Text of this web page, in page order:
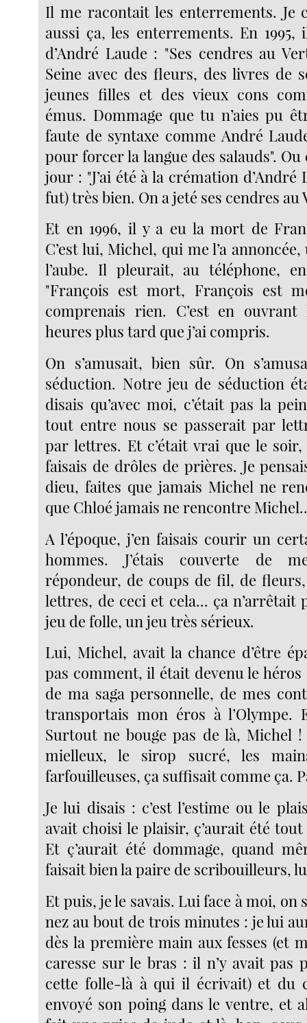
Il me racontait les enterrements. Je
aussi ça, les enterrements. En
d’André Laude : "Ses cendres au
Seine avec des fleurs, des livres de
jeunes filles et des vieux cons
émus. Dommage que tu n’aies pu
faute de syntaxe comme André
pour forcer la langue des salauds".
jour : "J’ai été à la crémation d’André
fut) très bien. On a jeté ses cendres
Et en 1996, il y a eu la mort de
C’est lui, Michel, qui me l’a
l’aube. Il pleurait, au téléphone,
"François est mort, François est
comprenais rien. C’est en
heures plus tard que j’ai compris.
On s’amusait, bien sûr. On
séduction. Notre jeu de séduction
disais qu’avec moi, c’était pas la
tout entre nous se passerait par
par lettres. Et c’était vrai que le
faisais de drôles de prières. Je
dieu, faites que jamais Michel ne
que Chloé jamais ne rencontre
A l’époque, j’en faisais courir un
hommes. J’étais couverte de
répondeur, de coups de fil, de
lettres, de ceci et cela... ça n’arrêtait
jeu de folle, un jeu très sérieux.
Lui, Michel, avait la chance d’être
pas comment, il était devenu le héros
de ma saga personnelle, de mes
transportais mon éros à
Surtout ne bouge pas de là, Michel
mielleux, le sirop sucré, les
farfouilleuses, ça suffisait comme ça.
Je lui disais : c’est l’estime ou le
avait choisi le plaisir, ç’aurait été
Et ç’aurait été dommage, quand
faisait bien la paire de scribouilleurs,
Et puis, je le savais. Lui face à moi, on
nez au bout de trois minutes : je lui
dès la première main aux fesses (et
caresse sur le bras : il n’y avait pas
cette folle-là à qui il écrivait) et du
envoyé son poing dans le ventre, et